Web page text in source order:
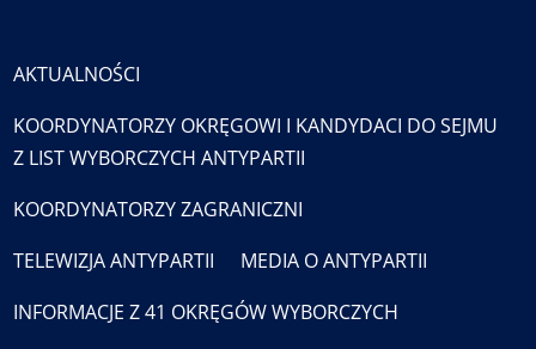
AKTUALNOŚCI
KOORDYNATORZY OKRĘGOWI I KANDYDACI DO SEJMU
Z LIST WYBORCZYCH ANTYPARTII
KOORDYNATORZY ZAGRANICZNI
TELEWIZJA ANTYPARTII
MEDIA O ANTYPARTII
INFORMACJE Z 41 OKRĘGÓW WYBORCZYCH